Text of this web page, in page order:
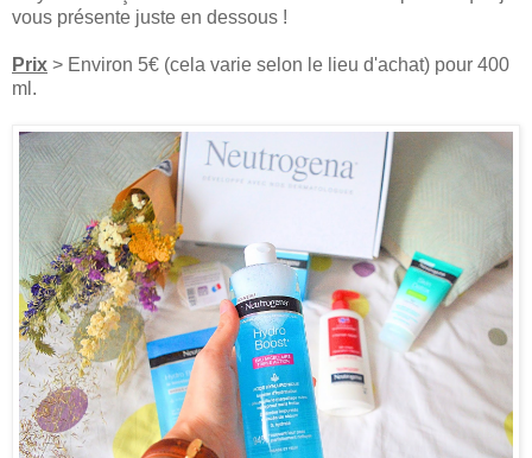
vous présente juste en dessous !
Prix > Environ 5€ (cela varie selon le lieu d'achat) pour 400
ml.